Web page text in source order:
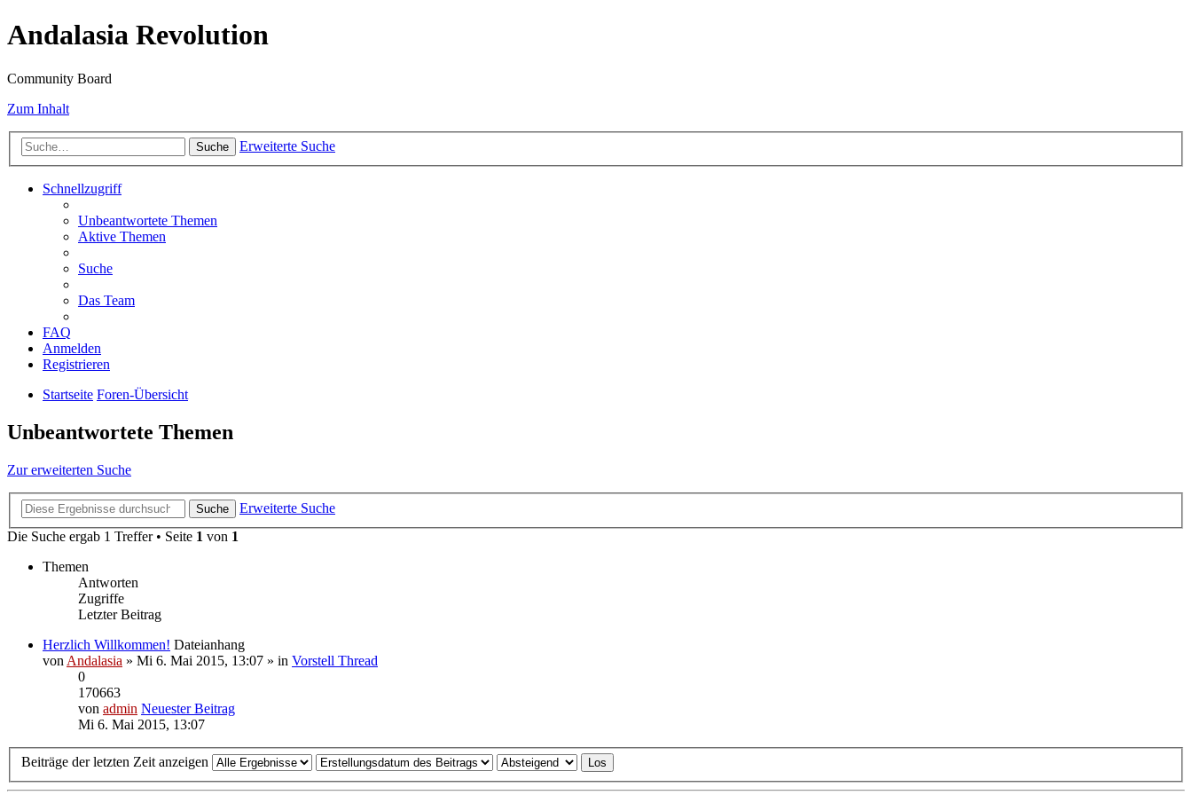
Andalasia Revolution
Community Board
Zum Inhalt
Suche Erweiterte Suche
Schnellzugriff
Unbeantwortete Themen
Aktive Themen
Suche
Das Team
FAQ
Anmelden
Registrieren
Startseite Foren-Übersicht
Unbeantwortete Themen
Zur erweiterten Suche
Suche
Erweiterte Suche
Die Suche ergab 1 Treffer • Seite 1 von 1
Themen
Antworten
Zugriffe
Letzter Beitrag
Herzlich Willkommen! Dateianhang
von Andalasia » Mi 6. Mai 2015, 13:07 » in Vorstell Thread
0
170663
von admin Neuester Beitrag
Mi 6. Mai 2015, 13:07
Beiträge der letzten Zeit anzeigen